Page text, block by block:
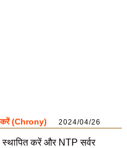
करें (Chrony) 2024/04/26
करें और NTP सर्वर